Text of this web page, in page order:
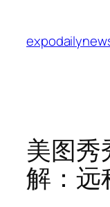
content
美图秀
解：远